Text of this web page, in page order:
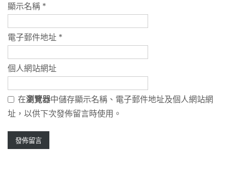
顯示名稱 *
電子郵件地址 *
個人網站網址
在瀏覽器中儲存顯示名稱、電子郵件地址及個人網站網
址，以供下次發佈留言時使用。